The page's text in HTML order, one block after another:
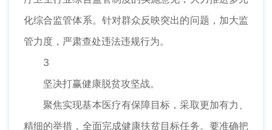
化综合监管体系。针对群众反映突出的问题，加大监
管力度，严肃查处违法违规行为。
3
坚决打赢健康脱贫攻坚战。
聚焦实现基本医疗有保障目标，采取更加有力、
精细的举措，全面完成健康扶贫目标任务。要准确把